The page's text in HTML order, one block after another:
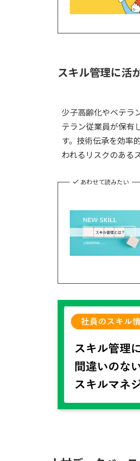
スキル管理に活
少子高齢化やベテラ
テラン従業員が保有
す。技術伝承を効率
われるリスクのある
あわせて読みたい